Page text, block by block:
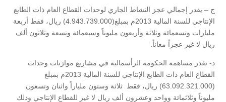
ج – يقدر إجمالي عجز النشاط الجاري لوحدات القطاع العام ذات الطابع
الإنتاجي للسنة المالية 2013م بمبلغ(4.943.739.000) ريال، فقط أربعة
مليارات وتسعمائة وثلاثة وأربعون مليوناً وسبعمائة وتسعة وثلاثون ألف
ريال لا غير عجزاً معاناً.
د- تقدر مساهمة الحكومة الرأسمالية في مشاريع موازنات وحدات
القطاع العام ذات الطابع الإنتاجي للسنة المالية 2013م بمبلغ
(63.092.321.000) ريال، فقط ثلاثة وستون ملياراً واثنان وتسعون
مليوناً وثلاثمائة وواحد وعشرون ألف ريال لا غير للقطاع الإنتاجي وذلك